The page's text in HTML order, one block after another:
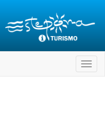
página
Toggle